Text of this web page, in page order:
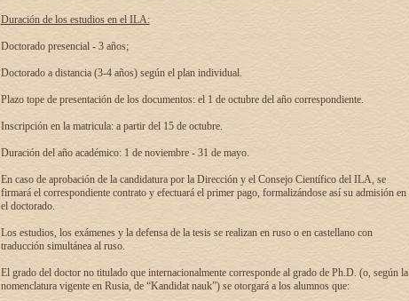
Duración de los estudios en el ILA:
Doctorado presencial - 3 años;
Doctorado a distancia (3-4 años) según el plan individual.
Plazo tope de presentación de los documentos: el 1 de octubre del año correspondiente.
Inscripción en la matricula: a partir del 15 de octubre.
Duración del año académico: 1 de noviembre - 31 de mayo.
En caso de aprobación de la candidatura por la Dirección y el Consejo Científico del ILA, se
firmará el correspondiente contrato y efectuará el primer pago, formalizándose así su admisión en
el doctorado.
Los estudios, los exámenes y la defensa de la tesis se realizan en ruso o en castellano con
traducción simultánea al ruso.
El grado del doctor no titulado que internacionalmente corresponde al grado de Ph.D. (o, según la
nomenclatura vigente en Rusia, de “Kandidat nauk”) se otorgará a los alumnos que: